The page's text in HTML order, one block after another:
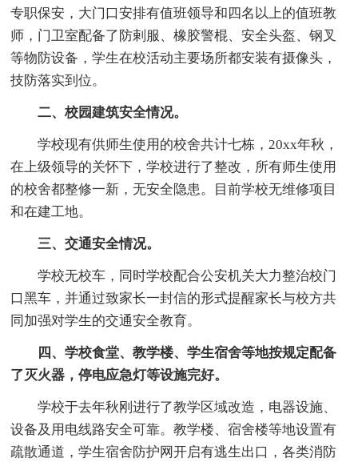
专职保安，大门口安排有值班领导和四名以上的值班教
师，门卫室配备了防剌服、橡胶警棍、安全头盔、钢叉
等物防设备，学生在校活动主要场所都安装有摄像头，
技防落实到位。
二、校园建筑安全情况。
学校现有供师生使用的校舍共计七栋，20xx年秋，
在上级领导的关怀下，学校进行了整改，所有师生使用
的校舍都整修一新，无安全隐患。目前学校无维修项目
和在建工地。
三、交通安全情况。
学校无校车，同时学校配合公安机关大力整治校门
口黑车，并通过致家长一封信的形式提醒家长与校方共
同加强对学生的交通安全教育。
四、学校食堂、教学楼、学生宿舍等地按规定配备
了灭火器，停电应急灯等设施完好。
学校于去年秋刚进行了教学区域改造，电器设施、
设备及用电线路安全可靠。教学楼、宿舍楼等地设置有
疏散通道，学生宿舍防护网开启有逃生出口，各类消防